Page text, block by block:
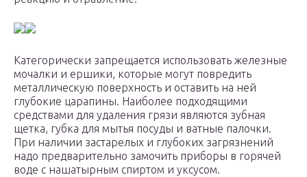
Категорически запрещается использовать железные
мочалки и ершики, которые могут повредить
металлическую поверхность и оставить на ней
глубокие царапины. Наиболее подходящими
средствами для удаления грязи являются зубная
щетка, губка для мытья посуды и ватные палочки.
При наличии застарелых и глубоких загрязнений
надо предварительно замочить приборы в горячей
воде с нашатырным спиртом и уксусом.